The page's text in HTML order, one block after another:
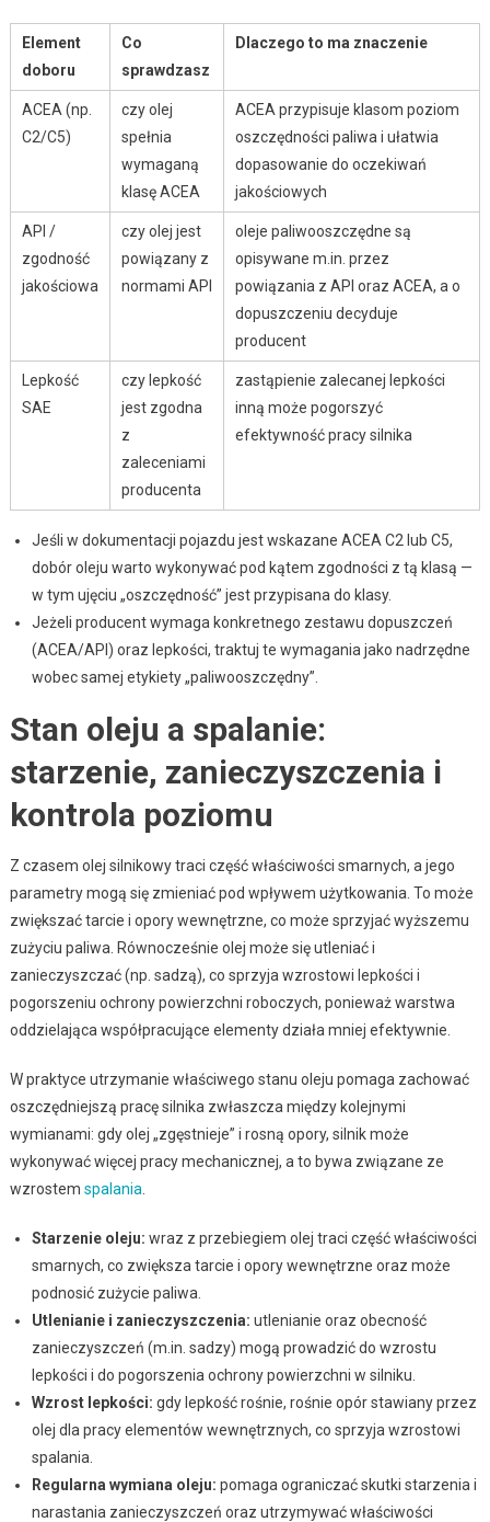
Element
doboru
Co
sprawdzasz
Dlaczego to ma znaczenie
ACEA (np.
C2/C5)
czy olej
spełnia
wymaganą
klasę ACEA
ACEA przypisuje klasom poziom
oszczędności paliwa i ułatwia
dopasowanie do oczekiwań
jakościowych
API /
zgodność
jakościowa
czy olej jest
powiązany z
normami API
oleje paliwooszczędne są
opisywane m.in. przez
powiązania z API oraz ACEA, a o
dopuszczeniu decyduje
producent
Lepkość
SAE
czy lepkość
jest zgodna
z
zaleceniami
producenta
zastąpienie zalecanej lepkości
inną może pogorszyć
efektywność pracy silnika
Jeśli w dokumentacji pojazdu jest wskazane ACEA C2 lub C5,
dobór oleju warto wykonywać pod kątem zgodności z tą klasą —
w tym ujęciu „oszczędność” jest przypisana do klasy.
Jeżeli producent wymaga konkretnego zestawu dopuszczeń
(ACEA/API) oraz lepkości, traktuj te wymagania jako nadrzędne
wobec samej etykiety „paliwooszczędny”.
Stan oleju a spalanie:
starzenie, zanieczyszczenia i
kontrola poziomu
Z czasem olej silnikowy traci część właściwości smarnych, a jego
parametry mogą się zmieniać pod wpływem użytkowania. To może
zwiększać tarcie i opory wewnętrzne, co może sprzyjać wyższemu
zużyciu paliwa. Równocześnie olej może się utleniać i
zanieczyszczać (np. sadzą), co sprzyja wzrostowi lepkości i
pogorszeniu ochrony powierzchni roboczych, ponieważ warstwa
oddzielająca współpracujące elementy działa mniej efektywnie.
W praktyce utrzymanie właściwego stanu oleju pomaga zachować
oszczędniejszą pracę silnika zwłaszcza między kolejnymi
wymianami: gdy olej „zgęstnieje” i rosną opory, silnik może
wykonywać więcej pracy mechanicznej, a to bywa związane ze
wzrostem spalania
Starzenie oleju: wraz z przebiegiem olej traci część właściwości
smarnych, co zwiększa tarcie i opory wewnętrzne oraz może
podnosić zużycie paliwa.
Utlenianie i zanieczyszczenia: utlenianie oraz obecność
zanieczyszczeń (m.in. sadzy) mogą prowadzić do wzrostu
lepkości i do pogorszenia ochrony powierzchni w silniku.
Wzrost lepkości: gdy lepkość rośnie, rośnie opór stawiany przez
olej dla pracy elementów wewnętrznych, co sprzyja wzrostowi
spalania.
Regularna wymiana oleju: pomaga ograniczać skutki starzenia i
narastania zanieczyszczeń oraz utrzymywać właściwości